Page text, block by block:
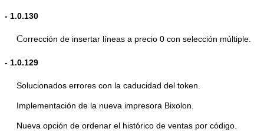
- 1.0.130
Corrección de insertar líneas a precio 0 con selección múltiple.
- 1.0.129
Solucionados errores con la caducidad del token.
Implementación de la nueva impresora Bixolon.
Nueva opción de ordenar el histórico de ventas por código.